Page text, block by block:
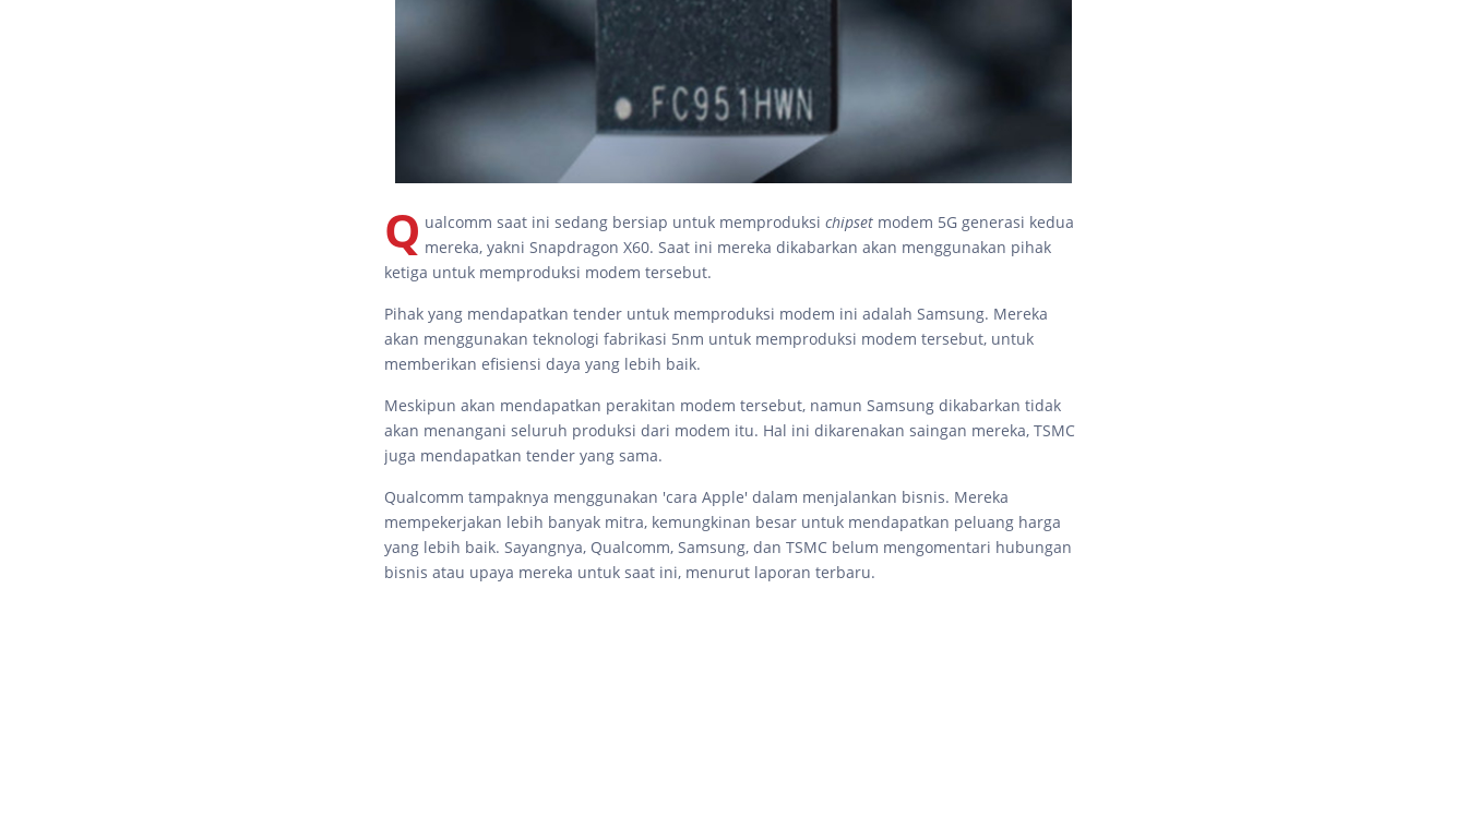
Q ualcomm saat ini sedang bersiap untuk memproduksi chipset modem 5G generasi kedua
mereka, yakni Snapdragon X60. Saat ini mereka dikabarkan akan menggunakan pihak
ketiga untuk memproduksi modem tersebut.
Pihak yang mendapatkan tender untuk memproduksi modem ini adalah Samsung. Mereka
akan menggunakan teknologi fabrikasi 5nm untuk memproduksi modem tersebut, untuk
memberikan efisiensi daya yang lebih baik.
Meskipun akan mendapatkan perakitan modem tersebut, namun Samsung dikabarkan tidak
akan menangani seluruh produksi dari modem itu. Hal ini dikarenakan saingan mereka, TSMC
juga mendapatkan tender yang sama.
Qualcomm tampaknya menggunakan 'cara Apple' dalam menjalankan bisnis. Mereka
mempekerjakan lebih banyak mitra, kemungkinan besar untuk mendapatkan peluang harga
yang lebih baik. Sayangnya, Qualcomm, Samsung, dan TSMC belum mengomentari hubungan
bisnis atau upaya mereka untuk saat ini, menurut laporan terbaru.